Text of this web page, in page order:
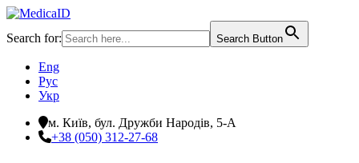
Search for: Search Button
Eng
Рус
Укр
м. Київ, бул. Дружби Народів, 5-А
+38 (050) 312-27-68